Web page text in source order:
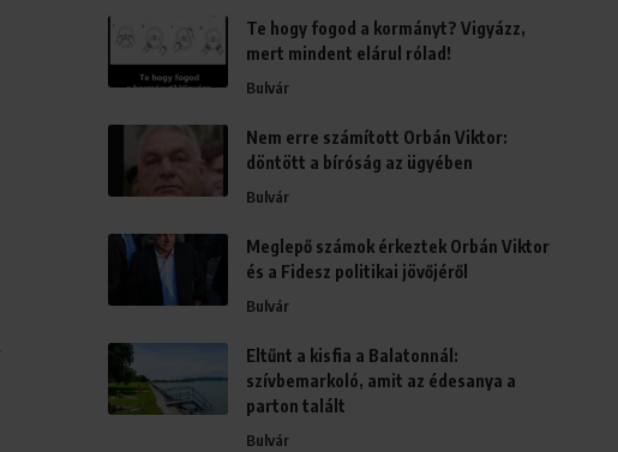
Te hogy fogod a kormányt? Vigyázz,
mert mindent elárul rólad!
Bulvár
Nem erre számított Orbán Viktor:
döntött a bíróság az ügyében
Bulvár
Meglepő számok érkeztek Orbán Viktor
és a Fidesz politikai jövőjéről
Bulvár
Eltűnt a kisfia a Balatonnál:
szívbemarkoló, amit az édesanya a
parton talált
Bulvár